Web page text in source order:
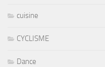
cuisine
CYCLISME
Dance